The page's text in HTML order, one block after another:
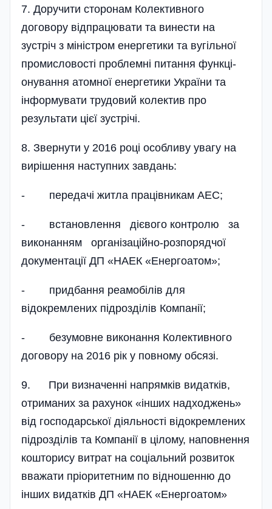
7. Доручити сторонам Колективного
договору відпрацювати та винести на
зустріч з міністром енергетики та вугільної
промисловості проблемні питання функці­
онування атомної енергетики України та
інформувати трудовий колектив про
результати цієї зустрічі.
8. Звернути у 2016 році особливу увагу на
вирішення наступних завдань:
- передачі житла працівникам АЕС;
- встановлення дієвого контролю за
виконанням організаційно-розпоряд­чої
документації ДП «НАЕК «Енергоатом»;
- придбання реамобілів для
відокремлених підрозділів Компанії;
- безумовне виконання Колективного
договору на 2016 рік у повному обсязі.
9. При визначенні напрямків видатків,
отриманих за рахунок «інших надходжень»
від господарської діяльності відокремлених
підрозділів та Компанії в цілому, наповнення
кошторису витрат на соціальний розвиток
вважати пріоритетним по відношенню до
інших видатків ДП «НАЕК «Енергоатом»